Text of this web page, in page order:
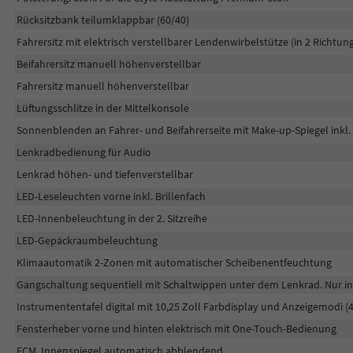
Rücksitzbank teilumklappbar (60/40)
Fahrersitz mit elektrisch verstellbarer Lendenwirbelstütze (in 2
Beifahrersitz manuell höhenverstellbar
Fahrersitz manuell höhenverstellbar
Lüftungsschlitze in der Mittelkonsole
Sonnenblenden an Fahrer- und Beifahrerseite mit Make-up-Spiegel
Lenkradbedienung für Audio
Lenkrad höhen- und tiefenverstellbar
LED-Leseleuchten vorne inkl. Brillenfach
LED-Innenbeleuchtung in der 2. Sitzreihe
LED-Gepäckraumbeleuchtung
Klimaautomatik 2-Zonen mit automatischer Scheibenentfeuchtung
Gangschaltung sequentiell mit Schaltwippen unter dem Lenkrad. Nur
Instrumententafel digital mit 10,25 Zoll Farbdisplay und Anzeigemodi
Fensterheber vorne und hinten elektrisch mit One-Touch-Bedienung